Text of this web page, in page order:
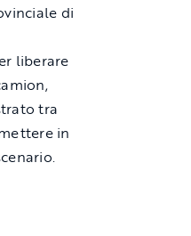
di
liberare
tra
in